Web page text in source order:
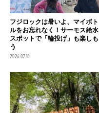
フジロックは暑いよ、マイボト
ルをお忘れなく！サーモス給水
スポットで「輪投げ」も楽しも
う
2026.07.18